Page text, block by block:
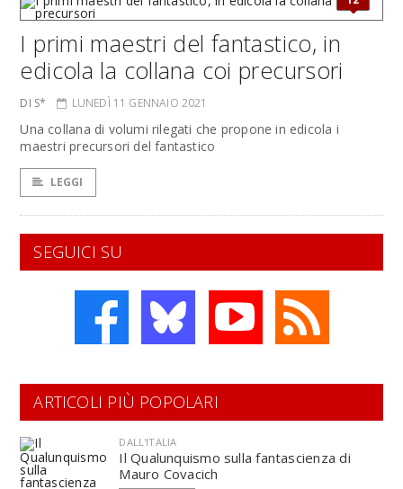
I primi maestri del fantastico, in
edicola la collana coi precursori
DI S* LUNEDÌ 11 GENNAIO 2021
Una collana di volumi rilegati che propone in edicola i
maestri precursori del fantastico
LEGGI
SEGUICI SU
ARTICOLI PIÙ POPOLARI
DALL'ITALIA
Il Qualunquismo sulla fantascienza di
Mauro Covacich